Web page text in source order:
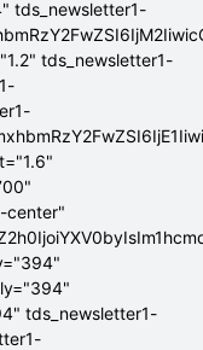
tds_newsletter1-
tds_newsletter1-
center"
tds_newsletter1-